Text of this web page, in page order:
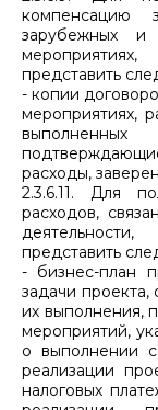
компенсацию
зарубежных и
представить
- копии
мероприятиях,
расходы,
2.3.6.11. Для
расходов,
представить
- бизнес-план
задачи
их выполнения,
мероприятий,
о выполнении
реализации
налоговых